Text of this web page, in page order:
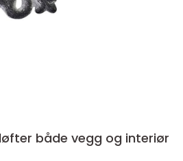
både vegg og interiør